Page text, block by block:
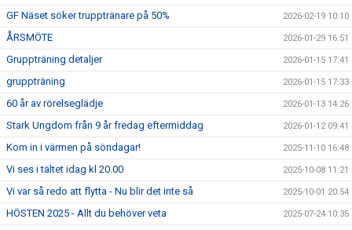
GF Näset söker trupptränare på 50% 2026-02-19 10:10
ÅRSMÖTE 2026-01-29 16:51
Gruppträning detaljer 2026-01-15 17:41
gruppträning 2026-01-15 17:33
60 år av rörelseglädje 2026-01-13 14:26
Stark Ungdom från 9 år fredag eftermiddag 2026-01-12 09:41
Kom in i värmen på söndagar! 2025-11-10 16:48
Vi ses i tältet idag kl 20.00 2025-10-08 11:21
Vi var så redo att flytta - Nu blir det inte så 2025-10-01 20:54
HÖSTEN 2025 - Allt du behöver veta 2025-07-24 10:35